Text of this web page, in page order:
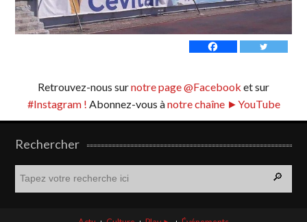
Retrouvez-nous surnotre page @Facebook et sur
#Instagram ! Abonnez-vous ànotre chaîne ►YouTube
Rechercher